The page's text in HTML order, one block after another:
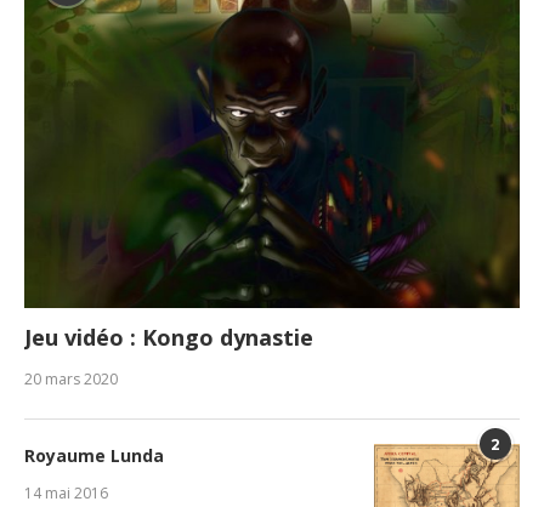
Jeu vidéo : Kongo dynastie
20 mars 2020
2
Royaume Lunda
14 mai 2016